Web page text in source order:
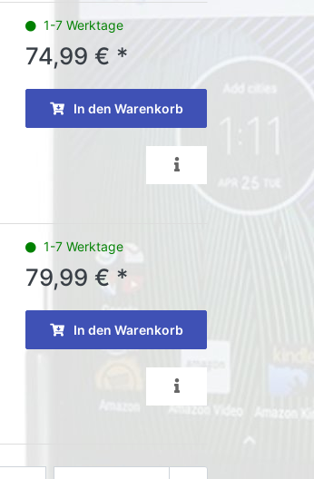
1-7 Werktage
74,99 € *
In den Warenkorb
1-7 Werktage
79,99 € *
In den Warenkorb